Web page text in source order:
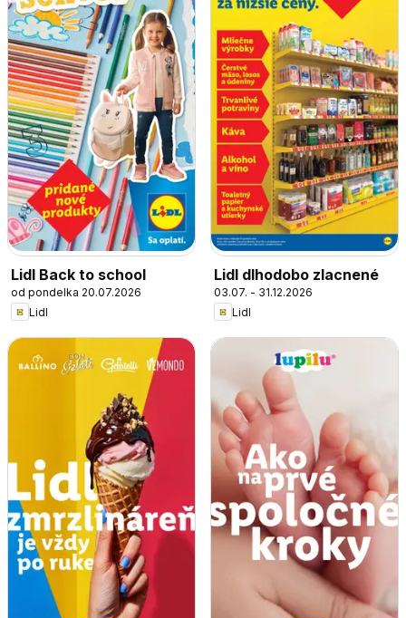
Lidl Back to school
od pondelka 20.07.2026
Lidl
Lidl dlhodobo zlacnené
03.07. - 31.12.2026
Lidl